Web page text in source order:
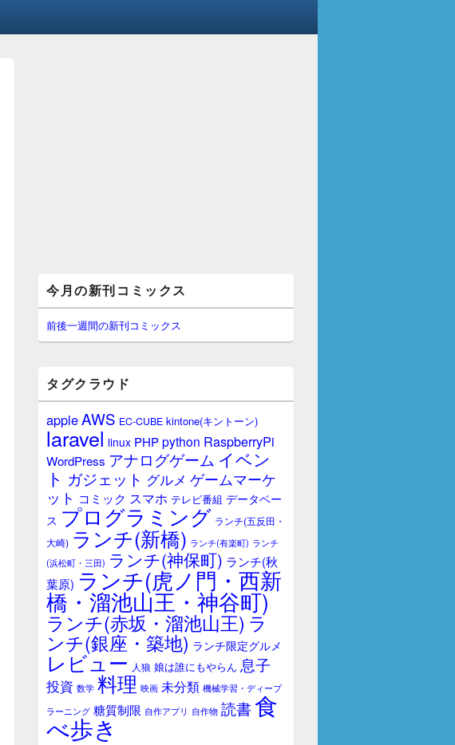
イ
ン
サ
イ
ー
ジ
ッ
ト
今月の新刊コミックス
前後一週間の新刊コミックス
タグクラウド
appleAWS EC-CUBE kintone(キントーン)
laravel linux PHPpython RaspberryPi
WordPress アナログゲーム イベン
ト ガジェット グルメ ゲームマーケ
ット コミック スマホ テレビ番組 データベー
ス プログラミング ランチ(五反田・
大崎) ランチ(新橋) ランチ(有楽町) ランチ
(浜松町・三田) ランチ(神保町) ランチ(秋
葉原) ランチ(虎ノ門・西新
橋・溜池山王・神谷町)
ランチ(赤坂・溜池山王) ラ
ンチ(銀座・築地) ランチ限定グルメ
レビュー 人狼 娘は誰にもやらん 息子
投資 数学 料理 映画 未分類 機械学習・ディープ
ラーニング 糖質制限 自作アプリ 自作物 読書食
べ歩き